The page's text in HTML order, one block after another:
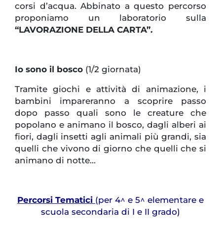
corsi d’acqua. Abbinato a questo percorso
proponiamo un laboratorio sulla
“LAVORAZIONE DELLA CARTA”.
Io sono il bosco (1/2 giornata)
Tramite giochi e attività di animazione, i
bambini impareranno a scoprire passo
dopo passo quali sono le creature che
popolano e animano il bosco, dagli alberi ai
fiori, dagli insetti agli animali più grandi, sia
quelli che vivono di giorno che quelli che si
animano di notte…
Percorsi Tematici (per 4^ e 5^ elementare e
scuola secondaria di I e II grado)